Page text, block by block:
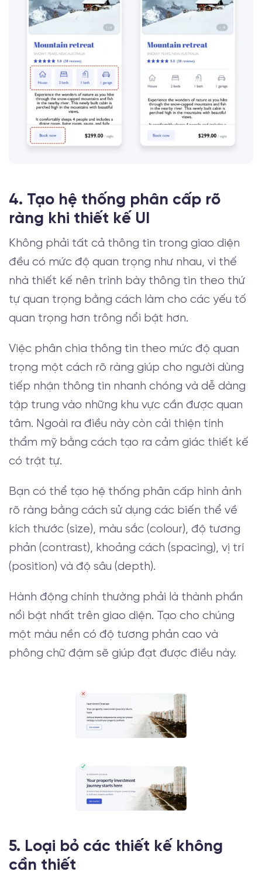
4. Tạo hệ thống phân cấp rõ
ràng khi thiết kế UI
Không phải tất cả thông tin trong giao diện
đều có mức độ quan trọng như nhau, vì thế
nhà thiết kế nên trình bày thông tin theo thứ
tự quan trọng bằng cách làm cho các yếu tố
quan trọng hơn trông nổi bật hơn.
Việc phân chia thông tin theo mức độ quan
trọng một cách rõ ràng giúp cho người dùng
tiếp nhận thông tin nhanh chóng và dễ dàng
tập trung vào những khu vực cần được quan
tâm. Ngoài ra điều này còn cải thiện tính
thẩm mỹ bằng cách tạo ra cảm giác thiết kế
có trật tự.
Bạn có thể tạo hệ thống phân cấp hình ảnh
rõ ràng bằng cách sử dụng các biến thể về
kích thước (size), màu sắc (colour), độ tương
phản (contrast), khoảng cách (spacing), vị trí
(position) và độ sâu (depth).
Hành động chính thường phải là thành phần
nổi bật nhất trên giao diện. Tạo cho chúng
một màu nền có độ tương phản cao và
phông chữ đậm sẽ giúp đạt được điều này.
5. Loại bỏ các thiết kế không
cần thiết